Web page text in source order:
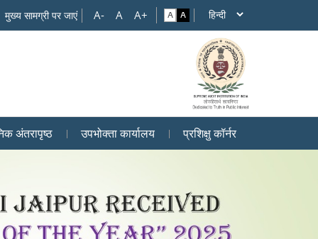
मुख्य सामग्री पर जाएं
अंतरापृष्ठ उपभोक्ता कार्यालय प्रशिक्षु कॉर्नर